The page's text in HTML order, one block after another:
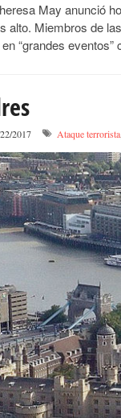
May anunció
alto. Miembros de
“grandes
2017 Ataque terrorista